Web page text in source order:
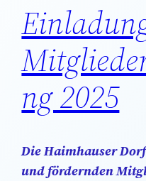
ng 2025
Die Haimhauser
und fördernden